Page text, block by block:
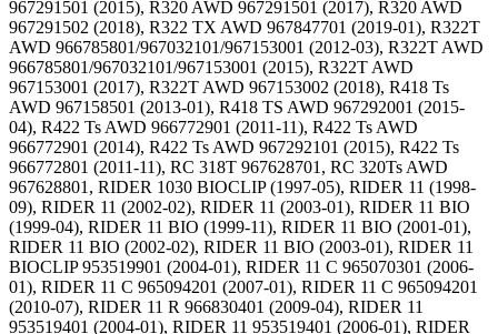
967291501 (2015), R320 AWD 967291501 (2017), R320 AWD
967291502 (2018), R322 TX AWD 967847701 (2019-01), R322T
AWD 966785801/967032101/967153001 (2012-03), R322T AWD
966785801/967032101/967153001 (2015), R322T AWD
967153001 (2017), R322T AWD 967153002 (2018), R418 Ts
AWD 967158501 (2013-01), R418 TS AWD 967292001 (2015-
04), R422 Ts AWD 966772901 (2011-11), R422 Ts AWD
966772901 (2014), R422 Ts AWD 967292101 (2015), R422 Ts
966772801 (2011-11), RC 318T 967628701, RC 320Ts AWD
967628801, RIDER 1030 BIOCLIP (1997-05), RIDER 11 (1998-
09), RIDER 11 (2002-02), RIDER 11 (2003-01), RIDER 11 BIO
(1999-04), RIDER 11 BIO (1999-11), RIDER 11 BIO (2001-01),
RIDER 11 BIO (2002-02), RIDER 11 BIO (2003-01), RIDER 11
BIOCLIP 953519901 (2004-01), RIDER 11 C 965070301 (2006-
01), RIDER 11 C 965094201 (2007-01), RIDER 11 C 965094201
(2010-07), RIDER 11 R 966830401 (2009-04), RIDER 11
953519401 (2004-01), RIDER 11 953519401 (2006-01), RIDER